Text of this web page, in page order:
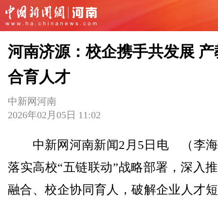
河南济源：校企携手共发展 产
合育人才
中新网河南
2026年02月05日 11:02
中新网河南新闻2月5日电 （李海
落实高校“五链联动”战略部署，深入
融合、校企协同育人，破解企业人才